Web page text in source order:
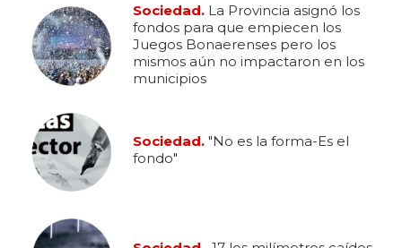
Sociedad. La Provincia asignó los
fondos para que empiecen los
Juegos Bonaerenses pero los
mismos aún no impactaron en los
municipios
Sociedad. "No es la forma-Es el
fondo"